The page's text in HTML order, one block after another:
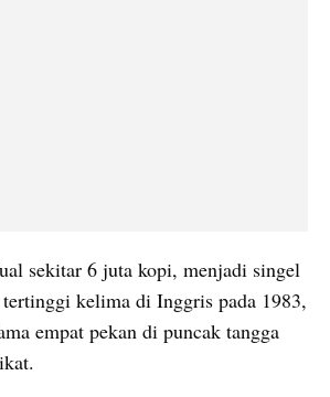
sekitar 6 juta kopi, menjadi singel
kelima di Inggris pada 1983,
empat pekan di puncak tangga